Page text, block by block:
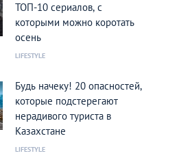
ТОП-10 сериалов, с
которыми можно коротать
осень
LIFESTYLE
Будь начеку! 20 опасностей,
которые подстерегают
нерадивого туриста в
Казахстане
LIFESTYLE